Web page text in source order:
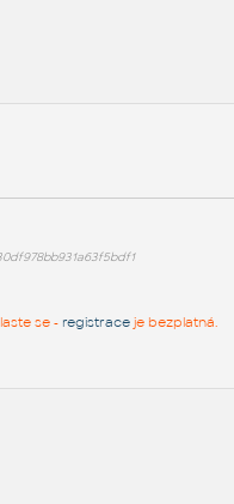
se - registraceje bezplatná.